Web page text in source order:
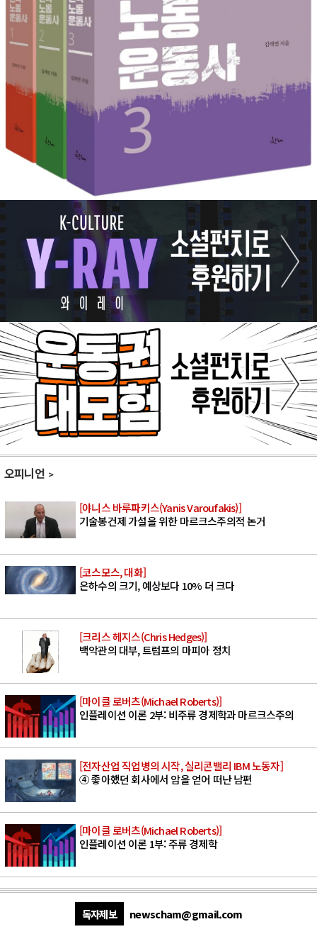
오피니언
[야니스 바루파키스(Yanis Varoufakis)]
기술봉건제 가설을 위한 마르크스주의적 논거
[코스모스, 대화]
은하수의 크기, 예상보다 10% 더 크다
[크리스 헤지스(Chris Hedges)]
백악관의 대부, 트럼프의 마피아 정치
[마이클 로버츠(Michael Roberts)]
인플레이션 이론 2부: 비주류 경제학과 마르크스주의
[전자산업 직업병의 시작, 실리콘밸리 IBM 노동자]
④ 좋아했던 회사에서 암을 얻어 떠난 남편
[마이클 로버츠(Michael Roberts)]
인플레이션 이론 1부: 주류 경제학
독자제보
newscham@gmail.com